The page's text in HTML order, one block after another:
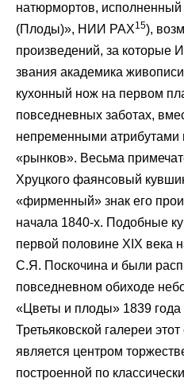
натюрмортов,
(Плоды)», НИИ РАХ15),
произведений, за которые
звания академика
кухонный нож на первом
повседневных заботах,
непременными атрибутами
«рынков». Весьма
Хруцкого фаянсовый
«фирменный» знак его
начала 1840-х. Подобные
первой половине XIX века
С.Я. Поскочина и были
повседневном обиходе
«Цветы и плоды» 1839 года
Третьяковской галереи
является центром
построенной по